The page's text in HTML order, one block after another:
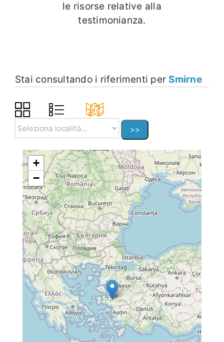
le risorse relative alla
testimonianza.
Stai consultando i riferimenti per Smirne
+
−